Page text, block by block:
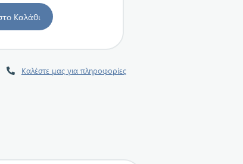
Καλέστε μας για πληροφορίες